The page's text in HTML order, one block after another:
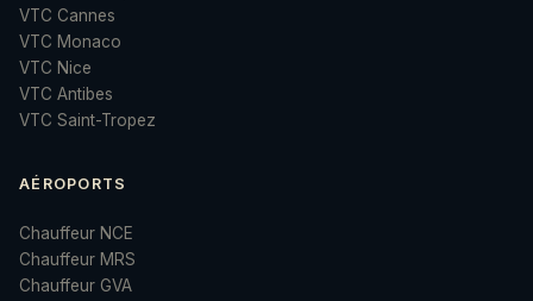
VTC Cannes
VTC Monaco
VTC Nice
VTC Antibes
VTC Saint-Tropez
AÉROPORTS
Chauffeur NCE
Chauffeur MRS
Chauffeur GVA